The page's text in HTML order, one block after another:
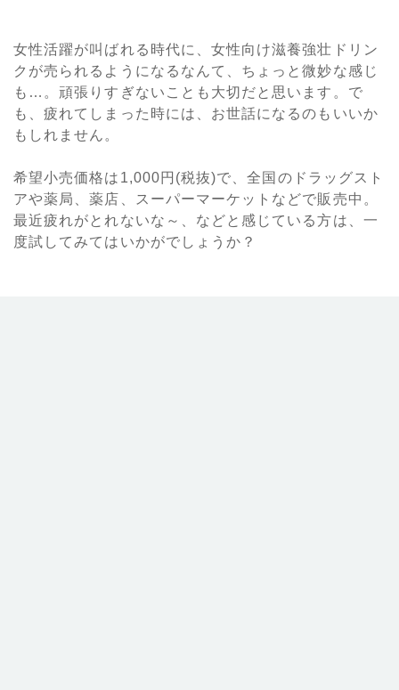
女性活躍が叫ばれる時代に、女性向け滋養強壮ドリン
クが売られるようになるなんて、ちょっと微妙な感じ
も…。頑張りすぎないことも大切だと思います。で
も、疲れてしまった時には、お世話になるのもいいか
もしれません。
希望小売価格は1,000円(税抜)で、全国のドラッグスト
アや薬局、薬店、スーパーマーケットなどで販売中。
最近疲れがとれないな～、などと感じている方は、一
度試してみてはいかがでしょうか？